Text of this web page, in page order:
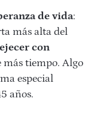
de vida:
más alta del
con
más tiempo. Algo
especial
años.